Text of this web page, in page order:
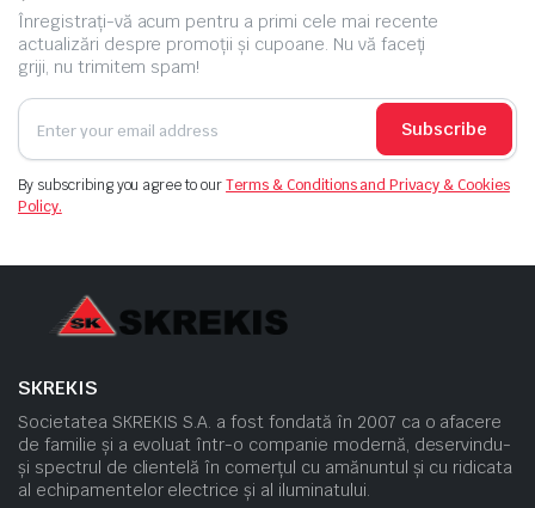
Înregistrați-vă acum pentru a primi cele mai recente
actualizări despre promoții și cupoane. Nu vă faceți
griji, nu trimitem spam!
Subscribe
By subscribing you agree to ourTerms & Conditions and Privacy & Cookies
Policy.
SKREKIS
Societatea SKREKIS S.A. a fost fondată în 2007 ca o afacere
de familie și a evoluat într-o companie modernă, deservindu-
și spectrul de clientelă în comerțul cu amănuntul și cu ridicata
al echipamentelor electrice și al iluminatului.